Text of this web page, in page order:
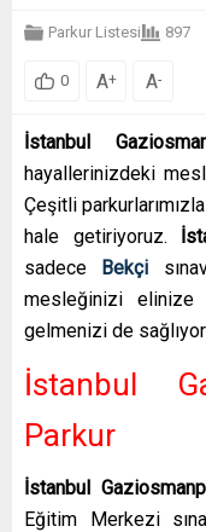
Parkur Listesi 897
0 A+ A-
İstanbul
hayallerinizdeki
Çeşitli
hale getiriyoruz.
sadece Bekçi
mesleğinizi elinize
gelmenizi de
İstanbul
Parkur
İstanbul
Eğitim Merkezi